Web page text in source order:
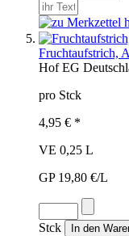
Fruchtaufstrich,
Hof EG
pro Stck
4,95 € *
VE 0,25 L
GP 19,80 €/L
Stck